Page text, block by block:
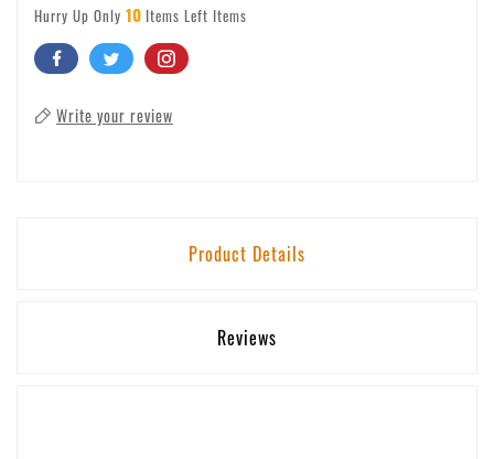
Hurry Up Only 10 Items Left Items
Write your review
Product Details
Reviews